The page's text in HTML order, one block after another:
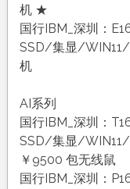
机 ★
国行IBM_深圳：
SSD/集显/
机
AI系列
国行IBM_深圳：
SSD/集显/
￥9500 包无线鼠
国行IBM_深圳：